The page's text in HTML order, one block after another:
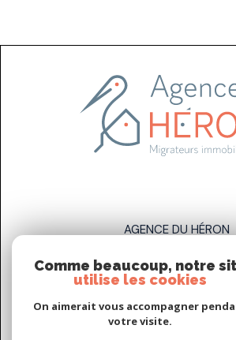
AGENCE DU HÉRON
07 83 89 58 93
6 bis Rue de la Grande Maison,
Comme beaucoup, notre
utilise les cookies
On aimerait vous accompagner
votre visite.